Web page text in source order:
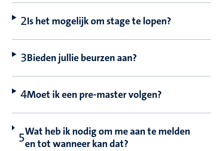
Is het mogelijk om stage te lopen?
Bieden jullie beurzen aan?
Moet ik een pre-master volgen?
Wat heb ik nodig om me aan te melden
en tot wanneer kan dat?